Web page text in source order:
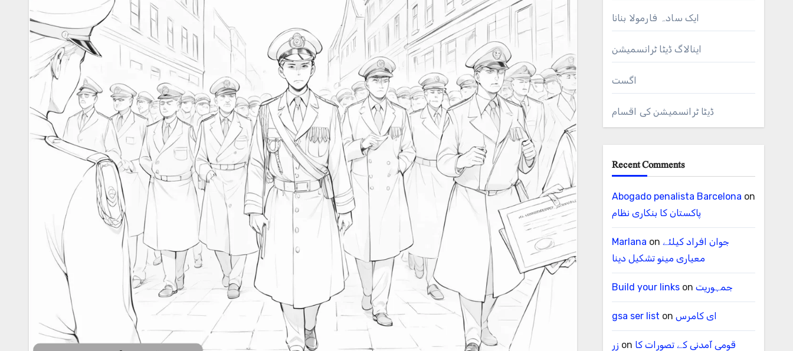
ایک سادہ فارمولا بنانا
اینالاگ ڈیٹا ٹرانسمیشن
اگست
ڈیٹا ٹرانسمیشن کی اقسام
Recent Comments
Abogado penalista Barcelona on
پاکستان کا بنکاری نظام
Marlana on جوان افراد کیلئے
معیاری مینو تشکیل دینا
Build your linkson جمہوریت
gsa ser list on ای کامرس
زر on قومی آمدنی کے تصورات کا